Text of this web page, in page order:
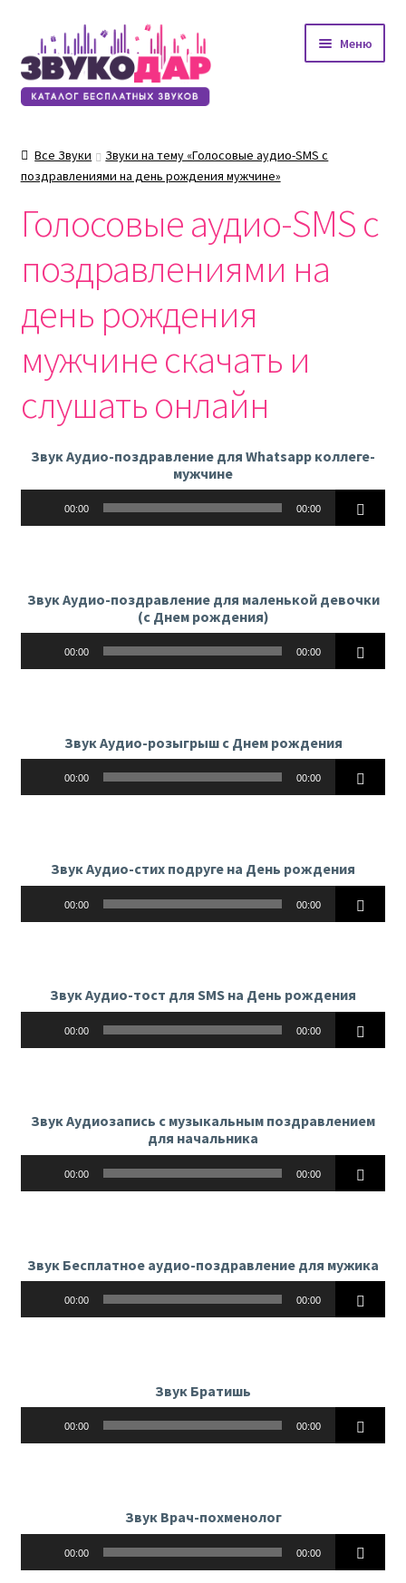
Перейти
к
навигации
Перейти
к
содержимому
Меню
Все Звуки
Звуки на тему «Голосовые аудио-SMS с
поздравлениями на день рождения мужчине»
Голосовые аудио-SMS с
поздравлениями на
день рождения
мужчине скачать и
слушать онлайн
Звук Аудио-поздравление для Whatsapp коллеге-
мужчине
00:00 00:00
Звук Аудио-поздравление для маленькой девочки
(с Днем рождения)
00:00 00:00
Звук Аудио-розыгрыш с Днем рождения
00:00 00:00
Звук Аудио-стих подруге на День рождения
00:00 00:00
Звук Аудио-тост для SMS на День рождения
00:00 00:00
Звук Аудиозапись с музыкальным поздравлением
для начальника
00:00 00:00
Звук Бесплатное аудио-поздравление для мужика
00:00 00:00
Звук Братишь
00:00 00:00
Звук Врач-похменолог
00:00 00:00